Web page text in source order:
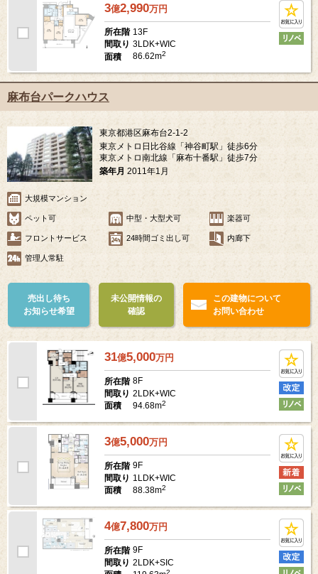
3億2,990万円
所在階 13F
間取り 3LDK+WIC
面積
86.62m2
麻布台パークハウス
東京都港区麻布台2-1-2
東京メトロ日比谷線「神谷町駅」徒歩6分
東京メトロ南北線「麻布十番駅」徒歩7分
築年月 2011年1月
大規模マンション
ペット可 中型・大型犬可 楽器可
フロントサービス 24時間ゴミ出し可 内廊下
管理人常駐
売出し待ち
お知らせ希望
未公開情報の
確認
この建物について
お問い合わせ
31億5,000万円
所在階 8F
間取り 2LDK+WIC
面積
94.68m2
3億5,000万円
所在階 9F
間取り 1LDK+WIC
面積
88.38m2
4億7,800万円
所在階 9F
間取り 2LDK+SIC
2